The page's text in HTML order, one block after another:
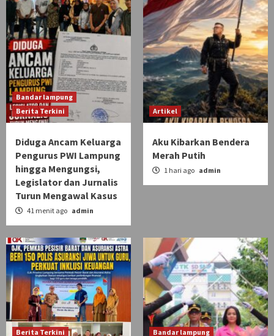
Bandar lampung
Berita Terkini
Diduga Ancam Keluarga
Pengurus PWI Lampung
hingga Mengungsi,
Legislator dan Jurnalis
Turun Mengawal Kasus
41 menit ago admin
Artikel
Aku Kibarkan Bendera
Merah Putih
1 hari ago admin
Berita Terkini
Bandar lampung